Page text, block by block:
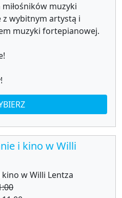
muzyki
z wybitnym artystą i
muzyki fortepianowej.
i kino w Willi
w Willi Lentza